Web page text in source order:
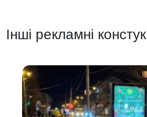
Інші рекламні